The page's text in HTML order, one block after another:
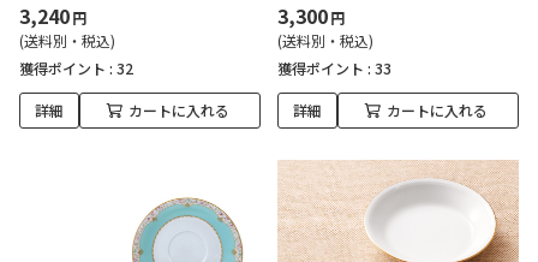
3,240円
(送料別・税込)
獲得ポイント : 32
詳細 カートに入れる
3,300円
(送料別・税込)
獲得ポイント : 33
詳細 カートに入れる